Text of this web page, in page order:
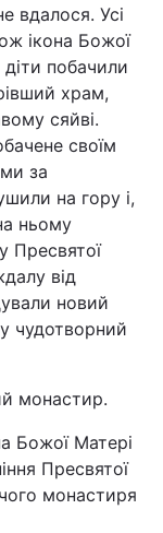
вдалося. Усі
ікона Божої
побачили
храм,
сяйві.
своїм
за
на гору і,
ньому
Пресвятої
від
новий
чудотворний
монастир.
Божої Матері
Пресвятої
монастиря